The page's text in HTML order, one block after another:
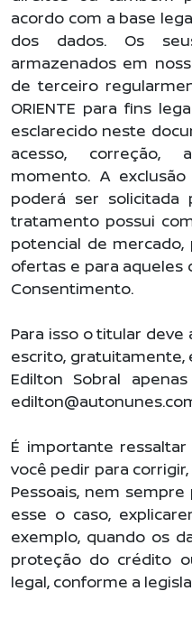
acordo com a base
dos dados. Os
armazenados em
de terceiro
ORIENTE para fins
esclarecido neste
acesso, correção,
momento. A
poderá ser
tratamento possui
potencial de
ofertas e para aqueles
Consentimento.
Para isso o titular
escrito, gratuitamente,
Edilton Sobral
É importante
você pedir para
Pessoais, nem
esse o caso,
exemplo, quando os
proteção do crédito
legal, conforme a